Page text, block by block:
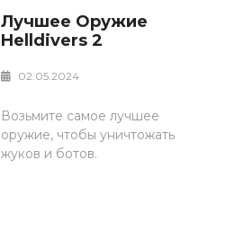
Лучшее Оружие
Helldivers 2
02.05.2024
Возьмите самое лучшее
оружие, чтобы уничтожать
жуков и ботов.